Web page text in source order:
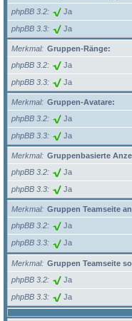
phpBB 3.2
Ja
phpBB 3.3 Ja
Merkmal
Gruppen-Ränge:
phpBB 3.2
Ja
phpBB 3.3 Ja
Merkmal
Gruppen-Avatare:
phpBB 3.2
Ja
phpBB 3.3 Ja
Merkmal
Gruppenbasierte
phpBB 3.2
Ja
phpBB 3.3 Ja
Merkmal
Gruppen Teamseite
phpBB 3.2
Ja
phpBB 3.3 Ja
Merkmal
Gruppen Teamseite
phpBB 3.2
Ja
phpBB 3.3 Ja